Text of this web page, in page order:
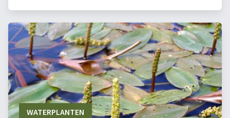
WATERPLANTEN